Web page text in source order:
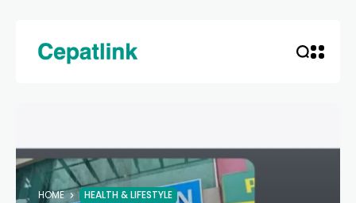
HOME HEALTH & LIFESTYLE